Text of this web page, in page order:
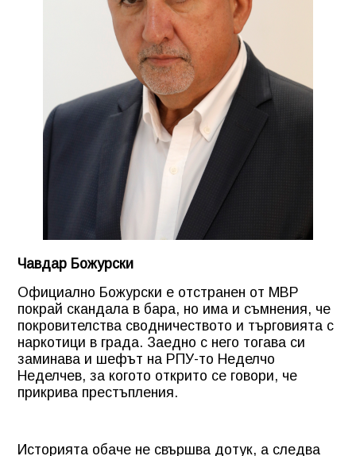
Чавдар Божурски
Официално Божурски е отстранен от МВР
покрай скандала в бара, но има и съмнения, че
покровителства сводничеството и търговията с
наркотици в града. Заедно с него тогава си
заминава и шефът на РПУ-то Неделчо
Неделчев, за когото открито се говори, че
прикрива престъпления.
Историята обаче не свършва дотук, а следва